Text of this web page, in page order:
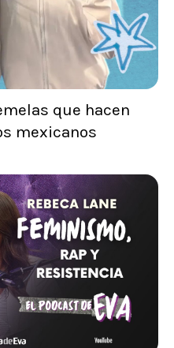
que hacen
mexicanos